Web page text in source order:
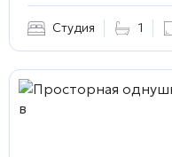
Студия 1